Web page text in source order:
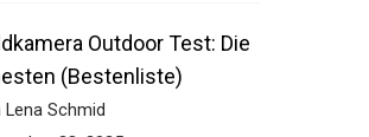
Outdoor Test: Die
(Bestenliste)
Lena Schmid